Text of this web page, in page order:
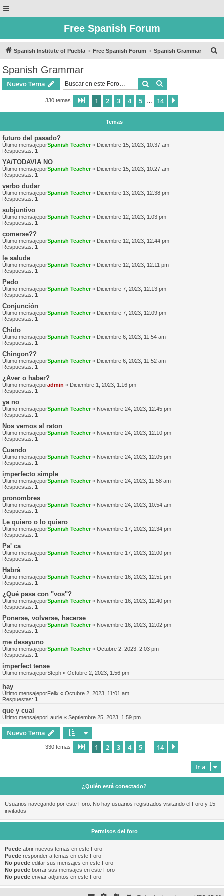
Free Spanish Forum
Spanish Institute of Puebla Free Spanish Forum Spanish Grammar
Spanish Grammar
Nuevo Tema Buscar
330 temas Página de 14
1 2 3 4 5 14
Temas
futuro del pasado?
Último mensajeporSpanish Teacher« Diciembre 15, 2023, 10:37 am
Respuestas: 1
YA/TODAVIA NO
Último mensajeporSpanish Teacher« Diciembre 15, 2023, 10:27 am
Respuestas: 1
verbo dudar
Último mensajeporSpanish Teacher« Diciembre 13, 2023, 12:38 pm
Respuestas: 1
subjuntivo
Último mensajeporSpanish Teacher« Diciembre 12, 2023, 1:03 pm
Respuestas: 1
comerse??
Último mensajeporSpanish Teacher« Diciembre 12, 2023, 12:44 pm
Respuestas: 1
le salude
Último mensajeporSpanish Teacher« Diciembre 12, 2023, 12:11 pm
Respuestas: 1
Pedo
Último mensajeporSpanish Teacher« Diciembre 7, 2023, 12:13 pm
Respuestas: 1
Conjunción
Último mensajeporSpanish Teacher« Diciembre 7, 2023, 12:09 pm
Respuestas: 1
Chido
Último mensajeporSpanish Teacher« Diciembre 6, 2023, 11:54 am
Respuestas: 1
Chingon??
Último mensajeporSpanish Teacher« Diciembre 6, 2023, 11:52 am
Respuestas: 1
¿Aver o haber?
Último mensajeporadmin « Diciembre 1, 2023, 1:16 pm
Respuestas: 1
ya no
Último mensajeporSpanish Teacher« Noviembre 24, 2023, 12:45 pm
Respuestas: 1
Nos vemos al raton
Último mensajeporSpanish Teacher« Noviembre 24, 2023, 12:10 pm
Respuestas: 1
Cuando
Último mensajeporSpanish Teacher« Noviembre 24, 2023, 12:05 pm
Respuestas: 1
imperfecto simple
Último mensajeporSpanish Teacher« Noviembre 24, 2023, 11:58 am
Respuestas: 1
pronombres
Último mensajeporSpanish Teacher« Noviembre 24, 2023, 10:54 am
Respuestas: 1
Le quiero o lo quiero
Último mensajeporSpanish Teacher« Noviembre 17, 2023, 12:34 pm
Respuestas: 1
Pa' ca
Último mensajeporSpanish Teacher« Noviembre 17, 2023, 12:00 pm
Respuestas: 1
Habrá
Último mensajeporSpanish Teacher« Noviembre 16, 2023, 12:51 pm
Respuestas: 1
¿Qué pasa con "vos"?
Último mensajeporSpanish Teacher« Noviembre 16, 2023, 12:40 pm
Respuestas: 1
Ponerse, volverse, hacerse
Último mensajeporSpanish Teacher« Noviembre 16, 2023, 12:02 pm
Respuestas: 1
me desayuno
Último mensajeporSpanish Teacher« Octubre 2, 2023, 2:03 pm
Respuestas: 1
imperfect tense
Último mensajeporSteph « Octubre 2, 2023, 1:56 pm
hay
Último mensajeporFelix « Octubre 2, 2023, 11:01 am
Respuestas: 1
que y cual
Último mensajeporLaurie « Septiembre 25, 2023, 1:59 pm
Nuevo Tema
330 temas Página de 14
1 2 3 4 5 14
Ir a
¿Quién está conectado?
Usuarios navegando por este Foro: No hay usuarios registrados visitando el Foro y 15
invitados
Permisos del foro
Puede abrir nuevos temas en este Foro
Puede responder a temas en este Foro
No puede editar sus mensajes en este Foro
No puede borrar sus mensajes en este Foro
No puede enviar adjuntos en este Foro